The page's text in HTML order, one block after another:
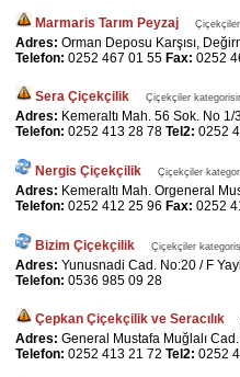
Marmaris Tarım Peyzaj
Adres: Orman Deposu Karşısı,
Telefon: 0252 467 01 55 Fax: 0252
Sera Çiçekçilik Çiçekçiler
Adres: Kemeraltı Mah. 56 Sok. No
Telefon: 0252 413 28 78 Tel2: 0252
Nergis Çiçekçilik Çiçekçiler
Adres: Kemeraltı Mah. Orgeneral
Telefon: 0252 412 25 96 Fax: 0252
Bizim Çiçekçilik Çiçekçiler
Adres: Yunusnadi Cad. No:20 / F
Telefon: 0536 985 09 28
Çepkan Çiçekçilik ve Seracılık
Adres: General Mustafa Muğlalı
Telefon: 0252 413 21 72 Tel2: 0252